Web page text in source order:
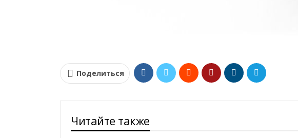
Поделиться
Читайте также